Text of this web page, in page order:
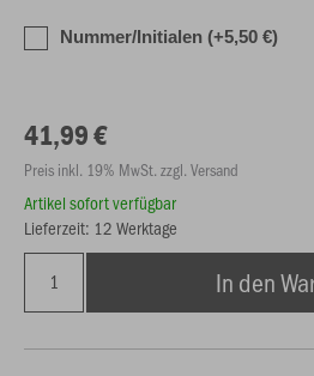
Nummer/Initialen (+5,50 €)
41,99 €
Preis inkl. 19% MwSt. zzgl. Versand
Artikel sofort verfügbar
Lieferzeit: 12 Werktage
In den